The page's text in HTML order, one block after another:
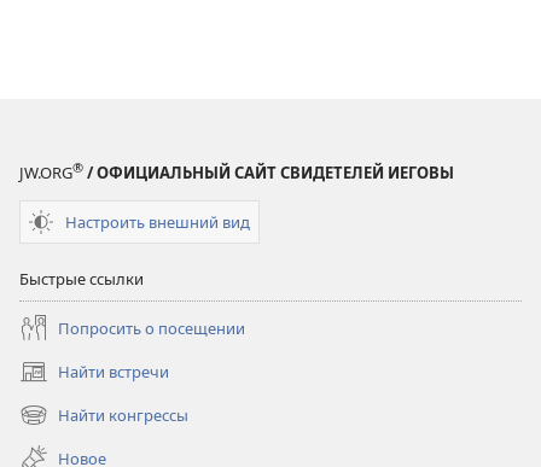
JW.ORG® / ОФИЦИАЛЬНЫЙ САЙТ СВИДЕТЕЛЕЙ ИЕГОВЫ
Настроить внешний вид
Быстрые ссылки
Попросить о посещении
Найти встречи
(открывается
в
новом
окне)
Найти конгрессы
(открывается
Новое